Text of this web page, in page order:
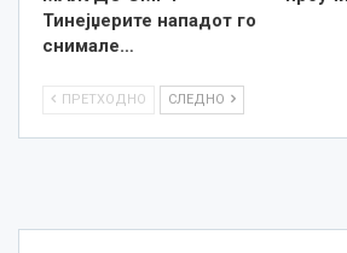
Тинејџерите нападот го
снимале…
ПРЕТХОДНО СЛЕДНО